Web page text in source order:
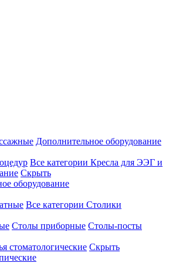
Дополнительное оборудование
Все категории Кресла для ЭЭГ и
Скрыть
оборудование
Все категории Столики
Столы приборные Столы-посты
стоматологические Скрыть